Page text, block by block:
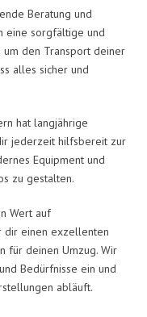
Beratung und
eine sorgfältige und
um den Transport deiner
alles sicher und
hat langjährige
jederzeit hilfsbereit zur
Equipment und
zu gestalten.
Wert auf
dir einen exzellenten
für deinen Umzug. Wir
Bedürfnisse ein und
abläuft.